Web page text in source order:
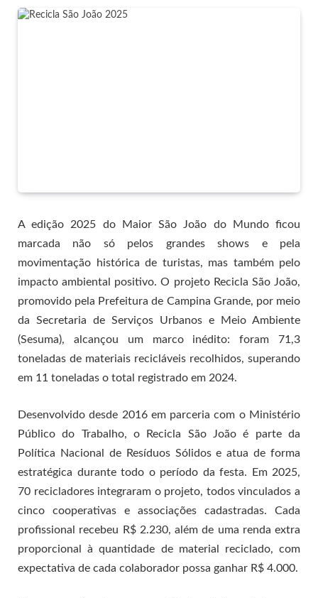
A edição 2025 do Maior São João do Mundo ficou
marcada não só pelos grandes shows e pela
movimentação histórica de turistas, mas também pelo
impacto ambiental positivo. O projeto Recicla São João,
promovido pela Prefeitura de Campina Grande, por meio
da Secretaria de Serviços Urbanos e Meio Ambiente
(Sesuma), alcançou um marco inédito: foram 71,3
toneladas de materiais recicláveis recolhidos, superando
em 11 toneladas o total registrado em 2024.
Desenvolvido desde 2016 em parceria com o Ministério
Público do Trabalho, o Recicla São João é parte da
Política Nacional de Resíduos Sólidos e atua de forma
estratégica durante todo o período da festa. Em 2025,
70 recicladores integraram o projeto, todos vinculados a
cinco cooperativas e associações cadastradas. Cada
profissional recebeu R$ 2.230, além de uma renda extra
proporcional à quantidade de material reciclado, com
expectativa de cada colaborador possa ganhar R$ 4.000.